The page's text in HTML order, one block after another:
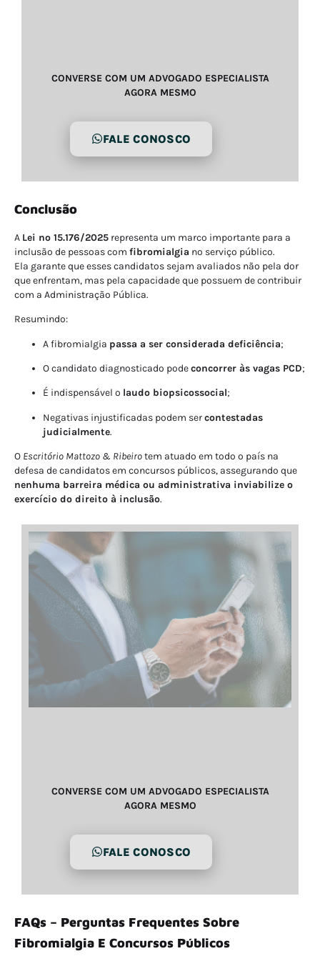
CONVERSE COM UM ADVOGADO ESPECIALISTA
AGORA MESMO
FALE CONOSCO
Conclusão
A Lei nº 15.176/2025 representa um marco importante para a
inclusão de pessoas com fibromialgia no serviço público.
Ela garante que esses candidatos sejam avaliados não pela dor
que enfrentam, mas pela capacidade que possuem de contribuir
com a Administração Pública.
Resumindo:
A fibromialgia passa a ser considerada deficiência;
O candidato diagnosticado podeconcorrer às vagas PCD;
É indispensável o laudo biopsicossocial;
Negativas injustificadas podem sercontestadas
judicialmente.
O Escritório Mattozo & Ribeirotem atuado em todo o país na
defesa de candidatos em concursos públicos, assegurando que
nenhuma barreira médica ou administrativa inviabilize o
exercício do direito à inclusão.
CONVERSE COM UM ADVOGADO ESPECIALISTA
AGORA MESMO
FALE CONOSCO
FAQs – Perguntas Frequentes Sobre
Fibromialgia E Concursos Públicos